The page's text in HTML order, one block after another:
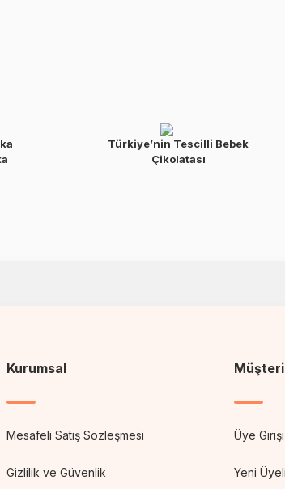
Türkiye’nin Tescilli Bebek
Çikolatası
Kurumsal
Mesafeli Satış Sözleşmesi
Gizlilik ve Güvenlik
Üye Girişi
Yeni